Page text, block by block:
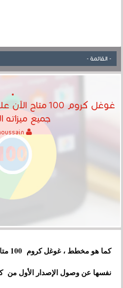
غوغل كروم 100
جميع ميزاته
كما
نفسها عن وصول الإصدار الأول من